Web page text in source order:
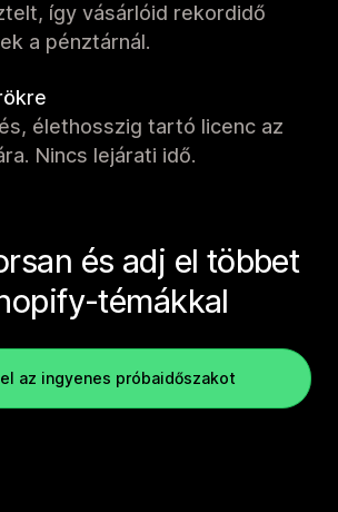
így vásárlóid rekordidő
a pénztárnál.
élethosszig tartó licenc az
Nincs lejárati idő.
és adj el többet
témákkal
az ingyenes próbaidőszakot